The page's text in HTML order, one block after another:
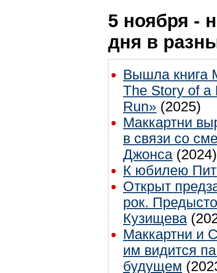
5 ноября -
дня в
Вышла книга
The Story of a
Run» (2025)
Маккартни
в связи со
Джонса (2024)
К юбилею
Открыт
рок.
Кузищева
Маккартни и
им видится
будущем